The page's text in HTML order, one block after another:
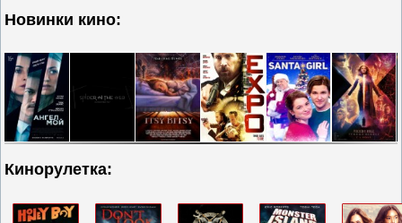
Новинки кино:
Кинорулетка: